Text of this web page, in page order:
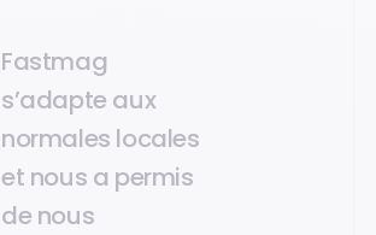
Fastmag
s’adapte aux
normales locales
et nous a permis
de nous